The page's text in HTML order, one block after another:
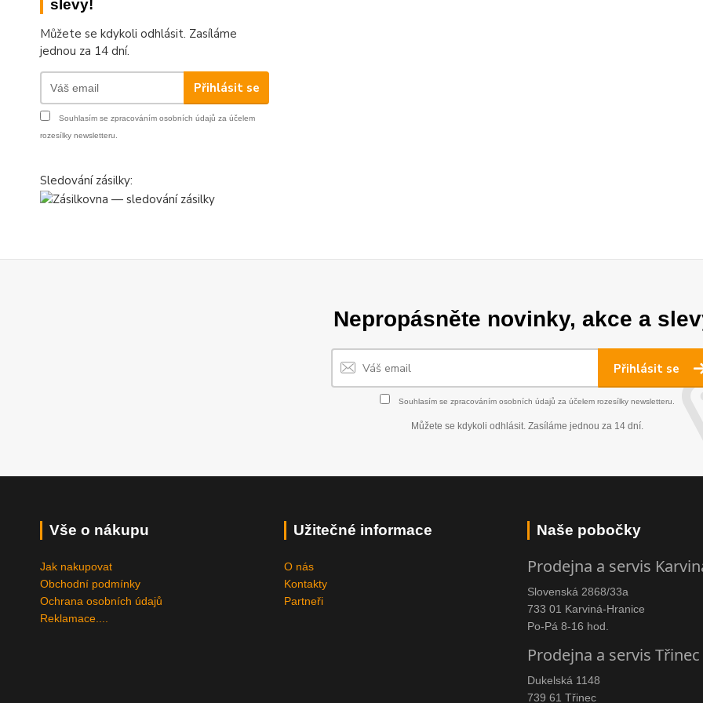
slevy!
Můžete se kdykoli odhlásit. Zasíláme
jednou za 14 dní.
Přihlásit se
Souhlasím se zpracováním osobních údajů za účelem
rozesílky newsletteru.
Sledování zásilky:
Nepropásněte novinky, akce a
Přihlásit se
Souhlasím se zpracováním osobních údajů za účelem rozesílky newsletteru.
Můžete se kdykoli odhlásit. Zasíláme jednou za 14 dní.
Vše o nákupu
Jak nakupovat
Obchodní podmínky
Ochrana osobních údajů
Reklamace....
Užitečné informace
O nás
Kontakty
Partneři
Naše pobočky
Prodejna a servis
Slovenská 2868/33a
733 01 Karviná-Hranice
Po-Pá 8-16 hod.
Prodejna a servis Třinec
Dukelská 1148
739 61 Třinec